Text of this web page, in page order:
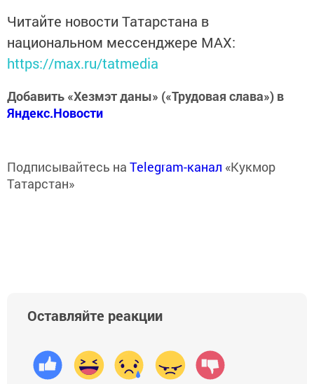
Читайте новости Татарстана в
национальном мессенджере MАХ:
https://max.ru/tatmedia
Добавить «Хезмэт даны» («Трудовая слава») в
Яндекс.Новости
Подписывайтесь на Telegram-канал «Кукмор
Татарстан»
Оставляйте реакции